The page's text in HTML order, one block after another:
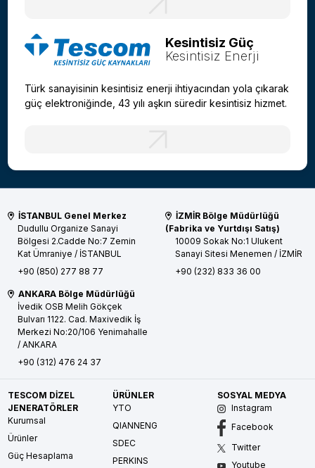
Kesintisiz Güç
Kesintisiz Enerji
Türk sanayisinin kesintisiz enerji ihtiyacından yola çıkarak
güç elektroniğinde, 43 yılı aşkın süredir kesintisiz hizmet.
İSTANBUL Genel Merkez
Dudullu Organize Sanayi
Bölgesi 2.Cadde No:7 Zemin
Kat Ümraniye / İSTANBUL
+90 (850) 277 88 77
İZMİR Bölge Müdürlüğü
(Fabrika ve Yurtdışı Satış)
10009 Sokak No:1 Ulukent
Sanayi Sitesi Menemen / İZMİR
+90 (232) 833 36 00
ANKARA Bölge Müdürlüğü
İvedik OSB Melih Gökçek
Bulvarı 1122. Cad. Maxivedik İş
Merkezi No:20/106 Yenimahalle
/ ANKARA
+90 (312) 476 24 37
TESCOM DİZEL
JENERATÖRLER
Kurumsal
Ürünler
Güç Hesaplama
ÜRÜNLER
YTO
QIANNENG
SDEC
PERKINS
SOSYAL MEDYA
Instagram
Facebook
Twitter
Youtube